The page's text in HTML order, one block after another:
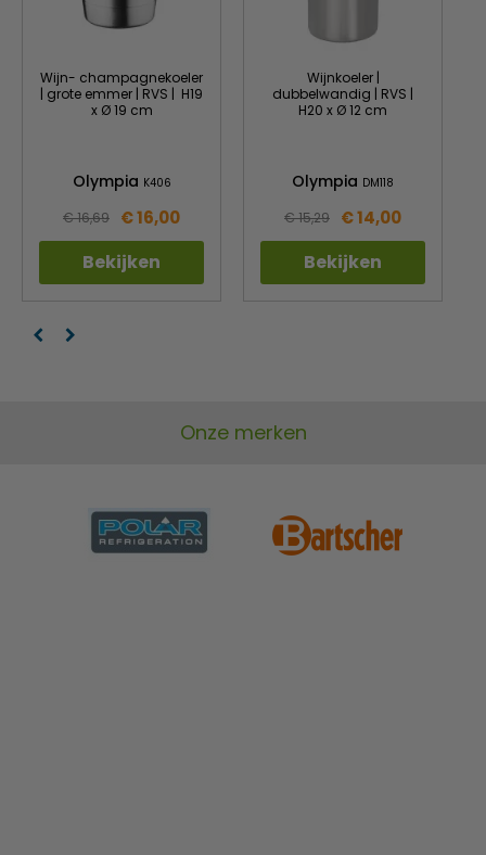
Wijn- champagnekoeler
| grote emmer | RVS | H19
x Ø 19 cm
Olympia K406
€ 16,69 € 16,00
Bekijken
Wijnkoeler |
dubbelwandig | RVS |
H20 x Ø 12 cm
Olympia DM118
€ 15,29 € 14,00
Bekijken
Onze merken